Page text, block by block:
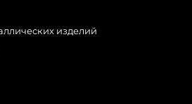
изделий